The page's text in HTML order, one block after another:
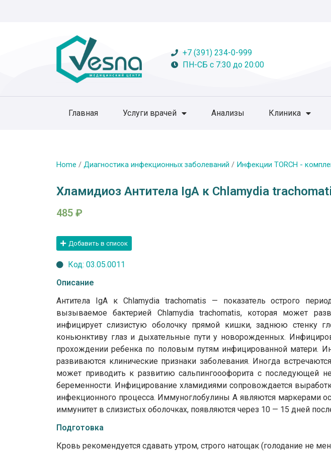
+7 (391) 234-0-999
ПН-СБ с 7:30 до 20:00
Главная Услуги врачей Анализы Клиника
Home / Диагностика инфекционных заболеваний / Инфекции TORCH -
Хламидиоз Антитела IgA к Chlamydia
485 ₽
Добавить в список
Код: 03.05.0011
Описание
Антитела IgА к Chlamydia trachomatis — показатель острого
вызываемое бактерией Chlamydia trachomatis, которая может
инфицирует слизистую оболочку прямой кишки, заднюю стенку
коньюнктиву глаз и дыхательные пути у новорожденных.
прохождении ребенка по половым путям инфицированной матери.
развиваются клинические признаки заболевания. Иногда
может приводить к развитию сальпингооофорита с последующей
беременности. Инфицирование хламидиями сопровождается
инфекционного процесса. Иммуноглобулины A являются маркерами
иммунитет в слизистых оболочках, появляются через 10 — 15 дней
Подготовка
Кровь рекомендуется сдавать утром, строго натощак (голодание не